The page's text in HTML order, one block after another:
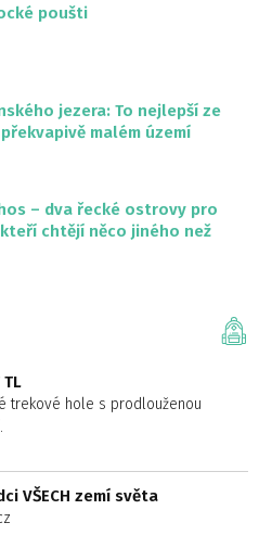
poušti
jezera: To nejlepší ze
malém území
– dva řecké ostrovy pro
chtějí něco jiného než
TL
trekové hole s prodlouženou
VŠECH zemí světa